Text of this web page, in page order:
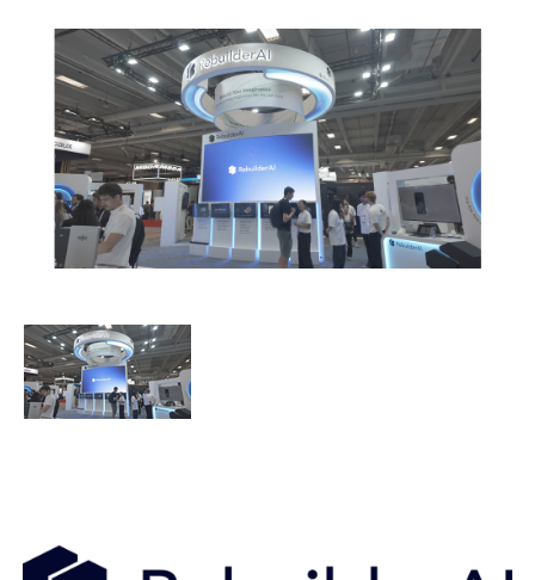
r
i
e
l